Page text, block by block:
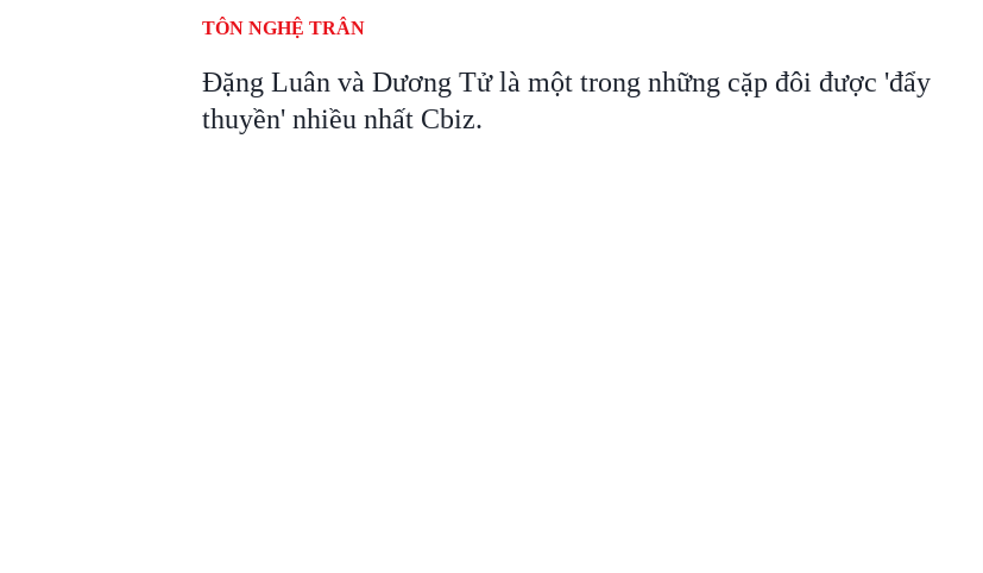
TÔN NGHỆ TRÂN
Đặng Luân và Dương Tử là một trong những cặp đôi được 'đẩy
thuyền' nhiều nhất Cbiz.